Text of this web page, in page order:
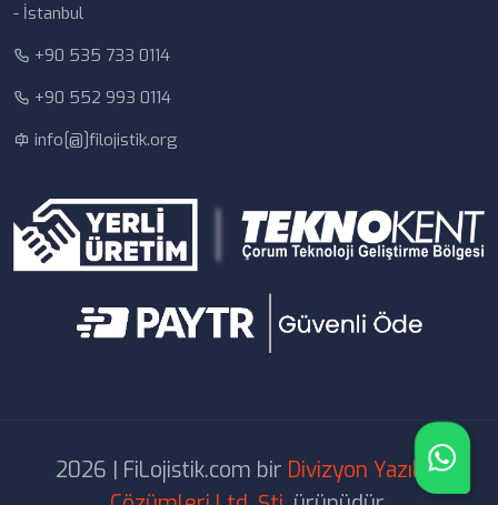
- İstanbul
+90 535 733 0114
+90 552 993 0114
info[@]filojistik.org
2026 | FiLojistik.com bir Divizyon Yazılım